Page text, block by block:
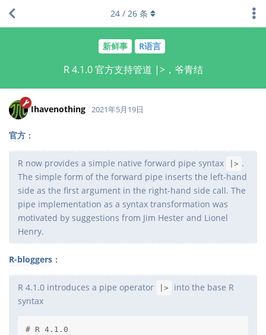
新鲜事 R语言
R 4.1.0 官方支持管道 |>，爷青结
24 / 26 条
Ihavenothing 2021年5月19日
官方 ：
R now provides a simple native forward pipe syntax |> .
The simple form of the forward pipe inserts the left-hand
side as the first argument in the right-hand side call. The
pipe implementation as a syntax transformation was
motivated by suggestions from Jim Hester and Lionel
Henry.
R-bloggers ：
R 4.1.0 introduces a pipe operator |>
into the base R
syntax
# R 4.1.0